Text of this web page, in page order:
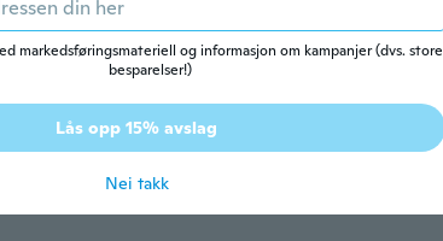
markedsføringsmateriell og informasjon om kampanjer (dvs. store
besparelser!)
Lås opp 15% avslag
Nei takk